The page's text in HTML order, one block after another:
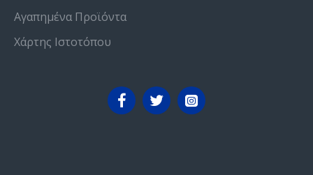
Αγαπημένα Προϊόντα
Χάρτης Ιστοτόπου